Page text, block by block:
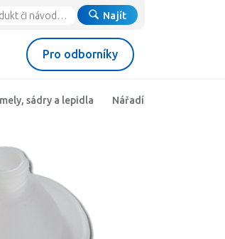
Najít
Pro odborníky
sádry a lepidla Nářadí